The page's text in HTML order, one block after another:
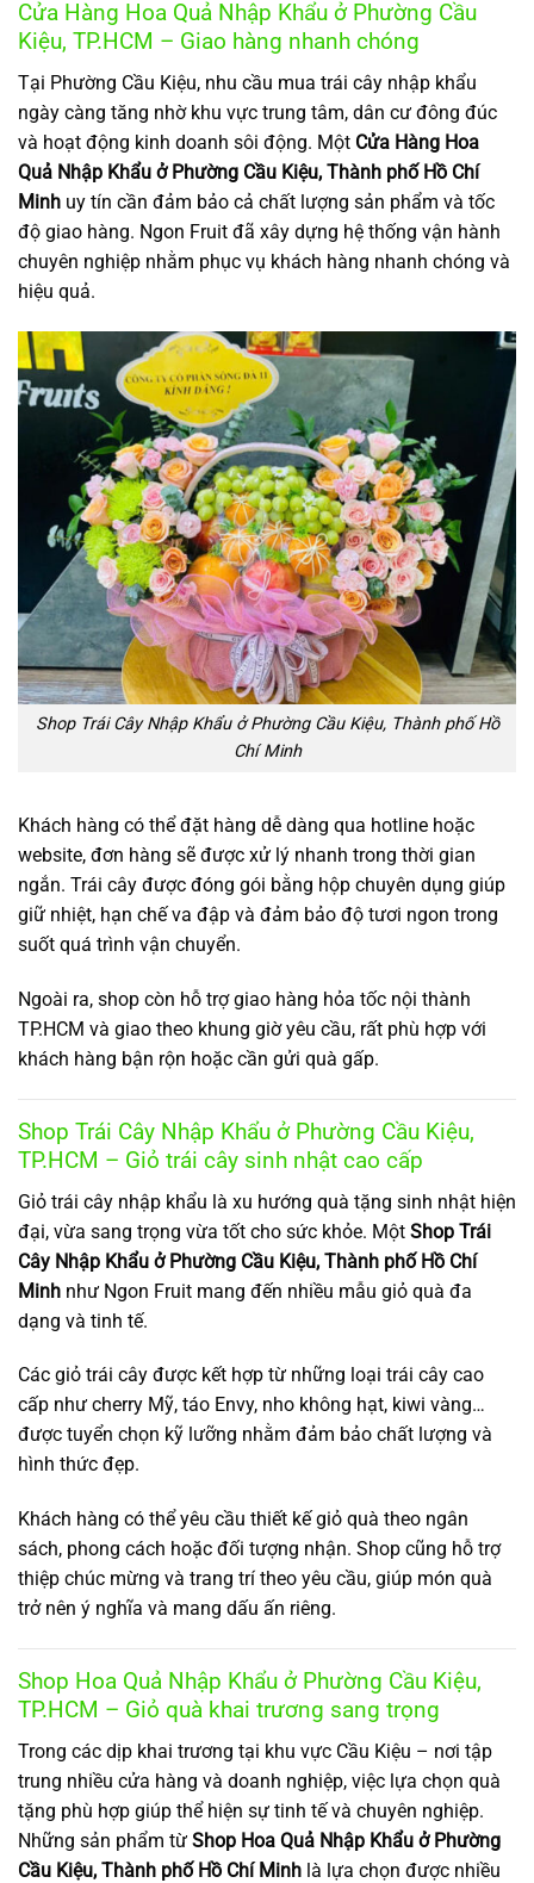
Cửa Hàng Hoa Quả Nhập Khẩu ở Phường Cầu
Kiệu, TP.HCM – Giao hàng nhanh chóng
Tại Phường Cầu Kiệu, nhu cầu mua trái cây nhập khẩu
ngày càng tăng nhờ khu vực trung tâm, dân cư đông đúc
và hoạt động kinh doanh sôi động. Một Cửa Hàng Hoa
Quả Nhập Khẩu ở Phường Cầu Kiệu, Thành phố Hồ Chí
Minh uy tín cần đảm bảo cả chất lượng sản phẩm và tốc
độ giao hàng. Ngon Fruit đã xây dựng hệ thống vận hành
chuyên nghiệp nhằm phục vụ khách hàng nhanh chóng và
hiệu quả.
Shop Trái Cây Nhập Khẩu ở Phường Cầu Kiệu, Thành phố Hồ
Chí Minh
Khách hàng có thể đặt hàng dễ dàng qua hotline hoặc
website, đơn hàng sẽ được xử lý nhanh trong thời gian
ngắn. Trái cây được đóng gói bằng hộp chuyên dụng giúp
giữ nhiệt, hạn chế va đập và đảm bảo độ tươi ngon trong
suốt quá trình vận chuyển.
Ngoài ra, shop còn hỗ trợ giao hàng hỏa tốc nội thành
TP.HCM và giao theo khung giờ yêu cầu, rất phù hợp với
khách hàng bận rộn hoặc cần gửi quà gấp.
Shop Trái Cây Nhập Khẩu ở Phường Cầu Kiệu,
TP.HCM – Giỏ trái cây sinh nhật cao cấp
Giỏ trái cây nhập khẩu là xu hướng quà tặng sinh nhật hiện
đại, vừa sang trọng vừa tốt cho sức khỏe. Một Shop Trái
Cây Nhập Khẩu ở Phường Cầu Kiệu, Thành phố Hồ Chí
Minh như Ngon Fruit mang đến nhiều mẫu giỏ quà đa
dạng và tinh tế.
Các giỏ trái cây được kết hợp từ những loại trái cây cao
cấp như cherry Mỹ, táo Envy, nho không hạt, kiwi vàng…
được tuyển chọn kỹ lưỡng nhằm đảm bảo chất lượng và
hình thức đẹp.
Khách hàng có thể yêu cầu thiết kế giỏ quà theo ngân
sách, phong cách hoặc đối tượng nhận. Shop cũng hỗ trợ
thiệp chúc mừng và trang trí theo yêu cầu, giúp món quà
trở nên ý nghĩa và mang dấu ấn riêng.
Shop Hoa Quả Nhập Khẩu ở Phường Cầu Kiệu,
TP.HCM – Giỏ quà khai trương sang trọng
Trong các dịp khai trương tại khu vực Cầu Kiệu – nơi tập
trung nhiều cửa hàng và doanh nghiệp, việc lựa chọn quà
tặng phù hợp giúp thể hiện sự tinh tế và chuyên nghiệp.
Những sản phẩm từ Shop Hoa Quả Nhập Khẩu ở Phường
Cầu Kiệu, Thành phố Hồ Chí Minh là lựa chọn được nhiều